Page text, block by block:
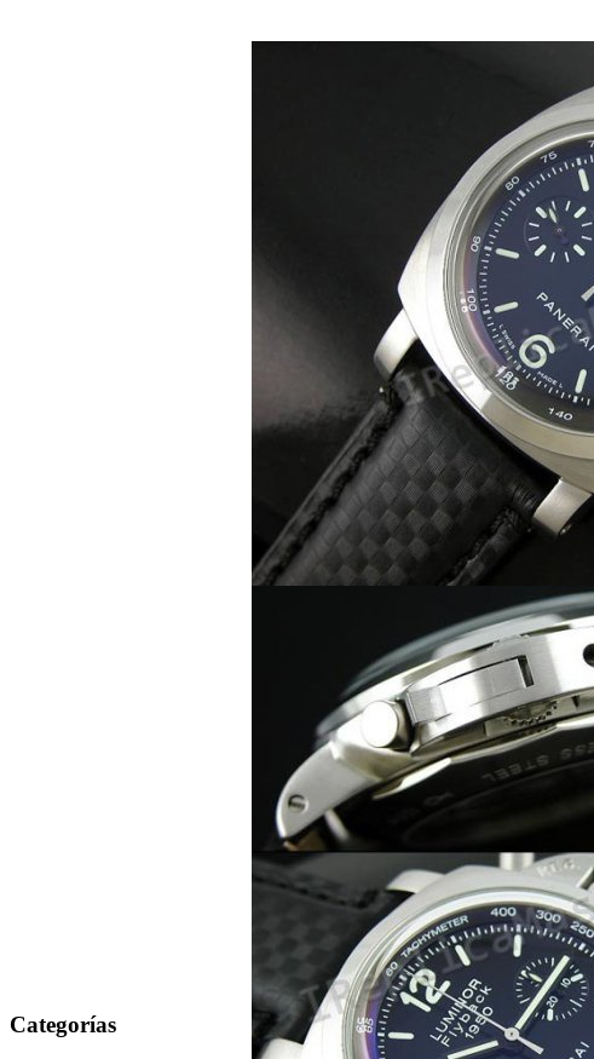
Categorías